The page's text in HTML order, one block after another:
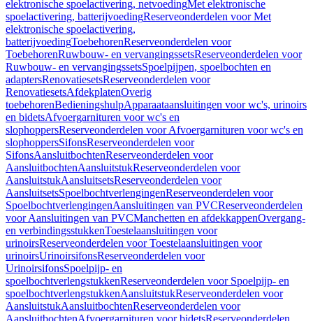
elektronische spoelactivering, netvoedingMet elektronische
spoelactivering, batterijvoedingReserveonderdelen voor Met
elektronische spoelactivering,
batterijvoedingToebehorenReserveonderdelen voor
ToebehorenRuwbouw- en vervangingssetsReserveonderdelen voor
Ruwbouw- en vervangingssetsSpoelpijpen, spoelbochten en
adaptersRenovatiesetsReserveonderdelen voor
RenovatiesetsAfdekplatenOverig
toebehorenBedieningshulpApparaataansluitingen voor wc's, urinoirs
en bidetsAfvoergarnituren voor wc's en
slophoppersReserveonderdelen voor Afvoergarnituren voor wc's en
slophoppersSifonsReserveonderdelen voor
SifonsAansluitbochtenReserveonderdelen voor
AansluitbochtenAansluitstukReserveonderdelen voor
AansluitstukAansluitsetsReserveonderdelen voor
AansluitsetsSpoelbochtverlengingenReserveonderdelen voor
SpoelbochtverlengingenAansluitingen van PVCReserveonderdelen
voor Aansluitingen van PVCManchetten en afdekkappenOvergang-
en verbindingsstukkenToestelaansluitingen voor
urinoirsReserveonderdelen voor Toestelaansluitingen voor
urinoirsUrinoirsifonsReserveonderdelen voor
UrinoirsifonsSpoelpijp- en
spoelbochtverlengstukkenReserveonderdelen voor Spoelpijp- en
spoelbochtverlengstukkenAansluitstukReserveonderdelen voor
AansluitstukAansluitbochtenReserveonderdelen voor
AansluitbochtenAfvoergarnituren voor bidetsReserveonderdelen